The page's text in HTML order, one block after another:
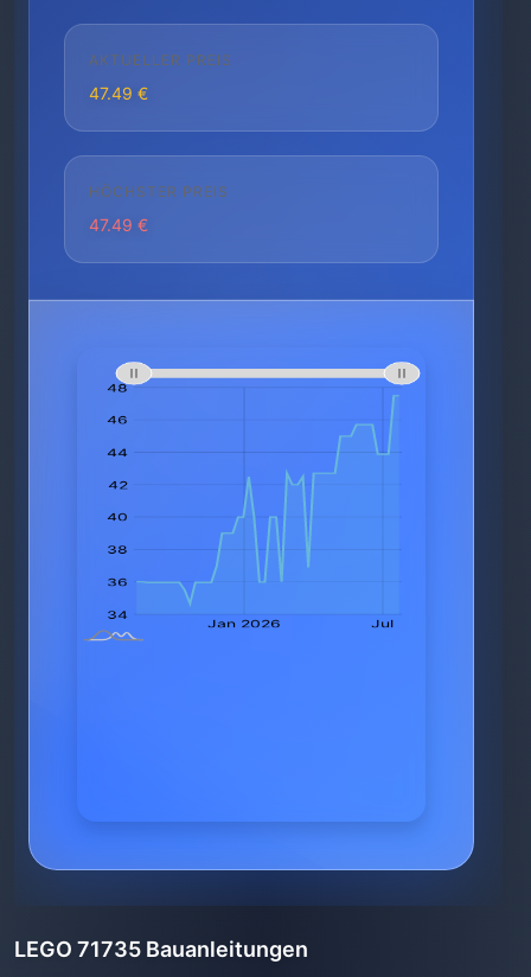
AKTUELLER PREIS
47.49 €
HÖCHSTER PREIS
47.49 €
LEGO 71735 Bauanleitungen